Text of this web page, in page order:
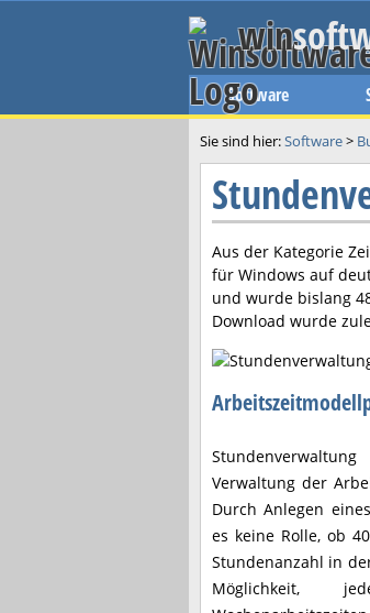
win
Software
Sie sind hier:Software>
Aus der Kategorie
für Windows auf
und wurde bislang
Download wurde
Verwaltung der
Durch Anlegen
es keine Rolle, ob
Stundenanzahl in
Möglichkeit,